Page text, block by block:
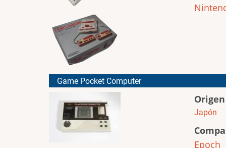
Game Pocket Computer
Origen
Japón
Epoch